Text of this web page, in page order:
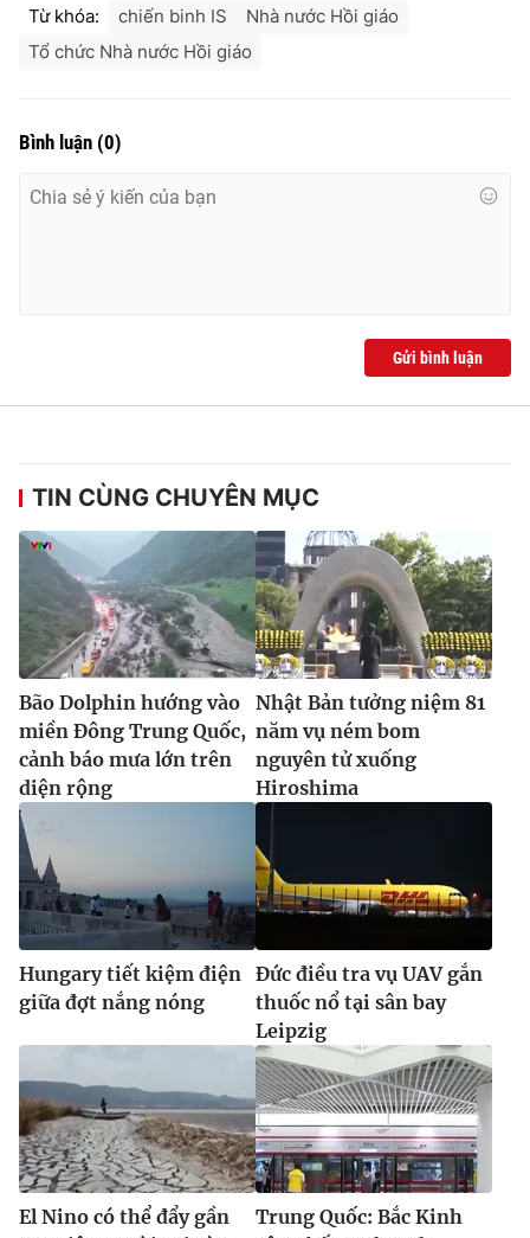
Từ khóa: chiến binh IS
Nhà nước Hồi giáo
Tổ chức Nhà nước Hồi giáo
Bình luận (0)
Gửi bình luận
TIN CÙNG CHUYÊN MỤC
Bão Dolphin hướng vào
miền Đông Trung Quốc,
cảnh báo mưa lớn trên
diện rộng
Nhật Bản tưởng niệm 81
năm vụ ném bom
nguyên tử xuống
Hiroshima
Hungary tiết kiệm điện
giữa đợt nắng nóng
Đức điều tra vụ UAV gắn
thuốc nổ tại sân bay
Leipzig
El Nino có thể đẩy gần
Trung Quốc: Bắc Kinh